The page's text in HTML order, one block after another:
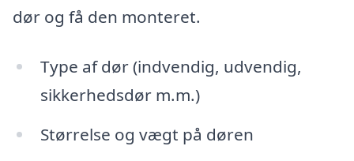
dør og få den monteret.
Type af dør (indvendig, udvendig,
sikkerhedsdør m.m.)
Størrelse og vægt på døren